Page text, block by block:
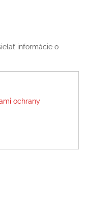
informácie o
ochrany